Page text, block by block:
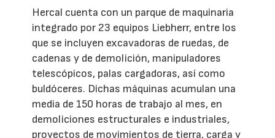
Hercal cuenta con un parque de maquinaria
integrado por 23 equipos Liebherr, entre los
que se incluyen excavadoras de ruedas, de
cadenas y de demolición, manipuladores
telescópicos, palas cargadoras, así como
buldóceres. Dichas máquinas acumulan una
media de 150 horas de trabajo al mes, en
demoliciones estructurales e industriales,
proyectos de movimientos de tierra, carga y